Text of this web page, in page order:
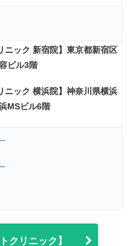
ニック 新宿院】東京都新宿区
ビル3階
ニック 横浜院】神奈川県横浜
MSビル6階
クリニック】